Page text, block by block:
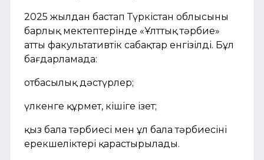
2025 жылдан бастап Түркістан облысының
барлық мектептерінде «Ұлттық тәрбие»
атты факультативтік сабақтар енгізілді. Бұл
бағдарламада:
отбасылық дәстүрлер;
үлкенге құрмет, кішіге ізет;
қыз бала тәрбиесі мен ұл бала тәрбиесінің
ерекшеліктері қарастырылады.